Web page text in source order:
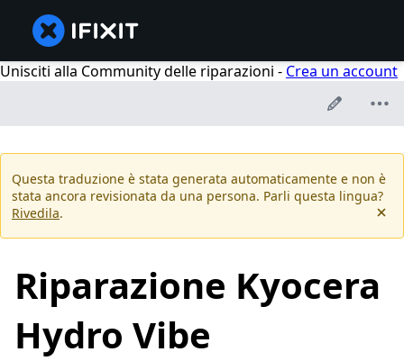
Unisciti alla Community delle riparazioni - Crea un account
Questa traduzione è stata generata automaticamente e non è
stata ancora revisionata da una persona. Parli questa lingua?
Rivedila.
Riparazione Kyocera
Hydro Vibe